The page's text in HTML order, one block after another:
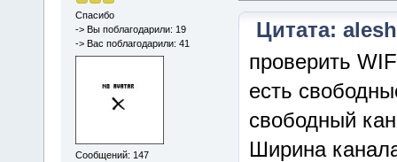
Спасибо
-> Вы поблагодарили: 19
-> Вас поблагодарили: 41
Сообщений: 147
Цитата:
проверить
есть
свободный
Ширина